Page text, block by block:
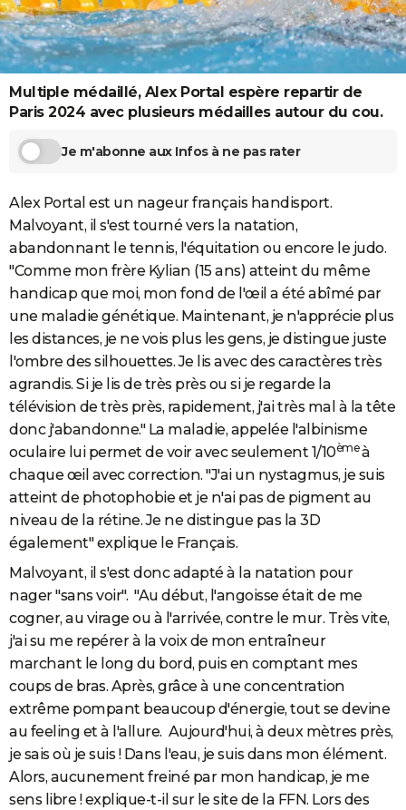
Destinations
City break
Voyage nature
Voyage de noces
Forum
Climat
+
PHOTO
GUIDES D'ACHAT
BONS PLANS
Carte de Noël
Carte Bonne année
Carte Saint-Valentin
Carte Pâques
Carte d'anniversaire
DICTIONNAIRE
Dictionnaire
Biographies
Citations
Expressions
Proverbes
PROGRAMME TV
COPAINS D'AVANT
S'inscrire
Se connecter
Lycées
Collèges
Primaires
Universités
Entreprises
Service militaire
Avis de recherche
AVIS DE DÉCÈS
FORUM
Bricolage
Lifestyle
Culture
Sport
Auto
Television
Voyage
Cinema
Multiple médaillé, Alex Portal espère repartir de
Paris 2024 avec plusieurs médailles autour du cou.
Je m'abonne aux Infos à ne pas rater
Alex Portal est un nageur français handisport.
Malvoyant, il s'est tourné vers la natation,
abandonnant le tennis, l'équitation ou encore le judo.
"Comme mon frère Kylian (15 ans) atteint du même
handicap que moi, mon fond de l'œil a été abîmé par
une maladie génétique. Maintenant, je n'apprécie plus
les distances, je ne vois plus les gens, je distingue juste
l'ombre des silhouettes. Je lis avec des caractères très
agrandis. Si je lis de très près ou si je regarde la
télévision de très près, rapidement, j'ai très mal à la tête
donc j'abandonne." La maladie, appelée l'albinisme
oculaire lui permet de voir avec seulement 1/10èmeà
chaque œil avec correction. "J'ai un nystagmus, je suis
atteint de photophobie et je n'ai pas de pigment au
niveau de la rétine. Je ne distingue pas la 3D
également" explique le Français.
Malvoyant, il s'est donc adapté à la natation pour
nager "sans voir". "Au début, l'angoisse était de me
cogner, au virage ou à l'arrivée, contre le mur. Très vite,
j'ai su me repérer à la voix de mon entraîneur
marchant le long du bord, puis en comptant mes
coups de bras. Après, grâce à une concentration
extrême pompant beaucoup d'énergie, tout se devine
au feeling et à l'allure. Aujourd'hui, à deux mètres près,
je sais où je suis ! Dans l'eau, je suis dans mon élément.
Alors, aucunement freiné par mon handicap, je me
sens libre ! explique-t-il sur le site de la FFN. Lors des